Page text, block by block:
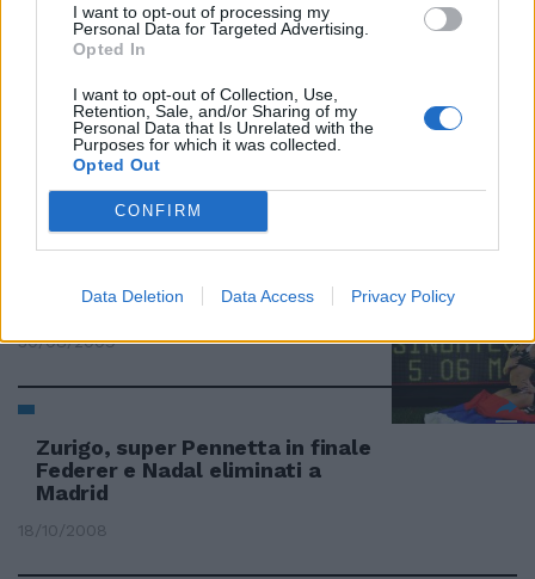
I want to opt-out of processing my
Personal Data for Targeted Advertising.
Opted In
I want to opt-out of Collection, Use,
Retention, Sale, and/or Sharing of my
Personal Data that Is Unrelated with the
Purposes for which it was collected.
Opted Out
CONFIRM
Data Deletion Data Access Privacy Policy
Nikci 6,5 (st.
13/12/2009
Profondo rossonero
01/10/2009
la Zarina è tornata
30/08/2009
Zurigo, super Pennetta in finale
Federer e Nadal eliminati a
Madrid
18/10/2008